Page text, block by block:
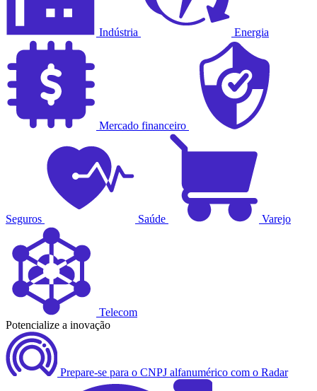
Indústria Energia
Mercado financeiro
Seguros Saúde Varejo
Telecom
Potencialize a inovação
Prepare-se para o CNPJ alfanumérico com o Radar